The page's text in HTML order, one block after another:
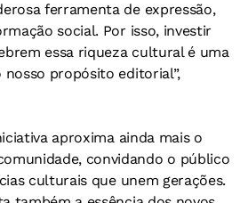
ferramenta de expressão,
social. Por isso, investir
essa riqueza cultural é uma
propósito editorial”,
aproxima ainda mais o
convidando o público
culturais que unem gerações.